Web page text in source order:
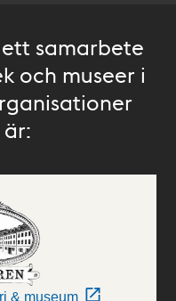
samarbete
och museer i
& museum